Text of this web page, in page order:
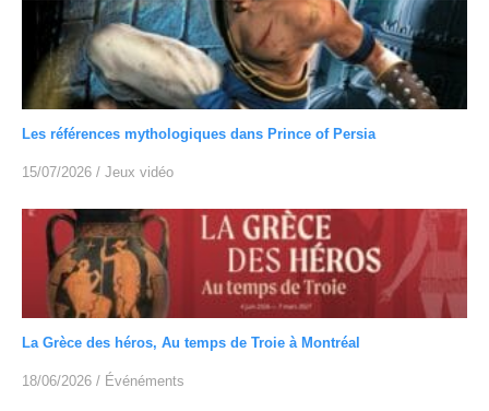
Les références mythologiques dans Prince of Persia
15/07/2026 / Jeux vidéo
La Grèce des héros, Au temps de Troie à Montréal
18/06/2026 / Événéments